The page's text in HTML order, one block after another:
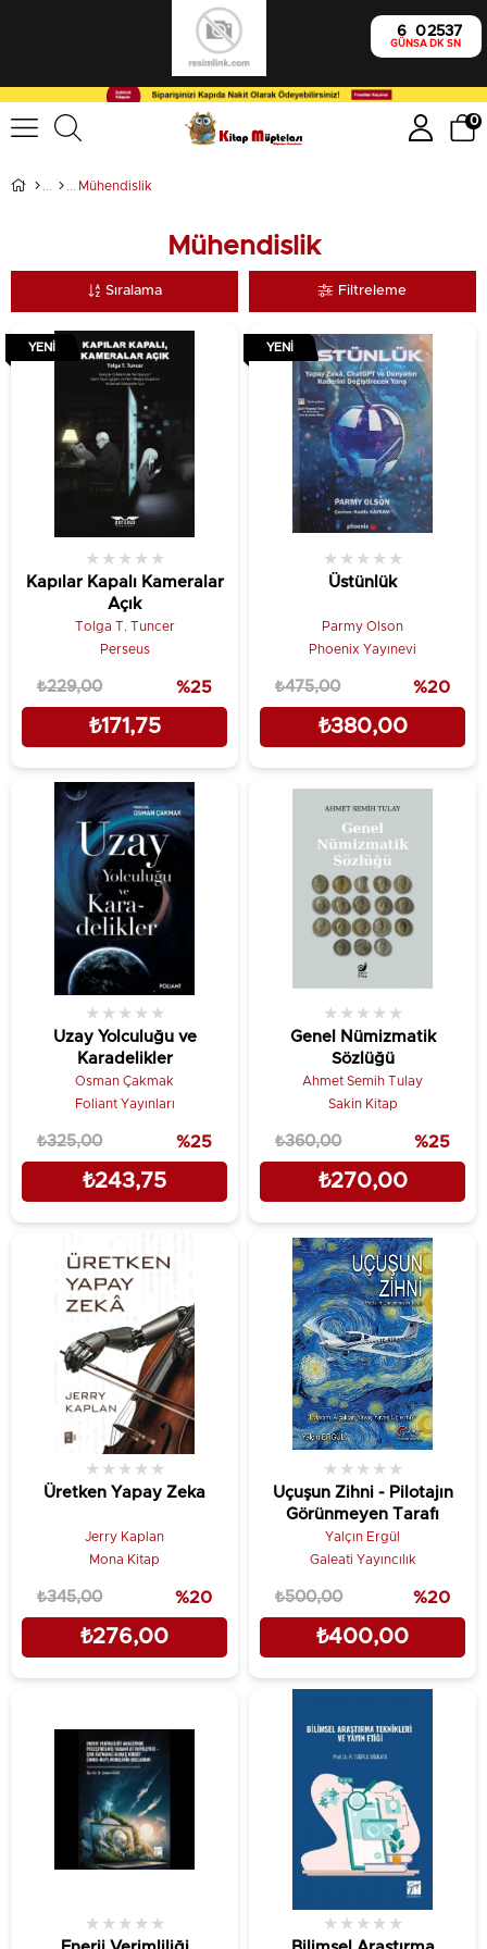
6
GÜN
0
SA
25
DK
35
SN
0
Mühendislik
Mühendislik
Filtreleme
Sıralama
Kapılar Kapalı Kameralar
Açık
★ ★ ★ ★ ★
Tolga T. Tuncer
Perseus
₺171,75
₺229,00 %25
YENI
Üstünlük
★ ★ ★ ★ ★
Parmy Olson
Phoenix Yayınevi
₺380,00
₺475,00 %20
YENI
Uzay Yolculuğu ve
Karadelikler
★ ★ ★ ★ ★
Osman Çakmak
Foliant Yayınları
₺243,75
₺325,00 %25
Genel Nümizmatik
Sözlüğü
★ ★ ★ ★ ★
Ahmet Semih Tulay
Sakin Kitap
₺270,00
₺360,00 %25
Üretken Yapay Zeka
★ ★ ★ ★ ★
Jerry Kaplan
Mona Kitap
₺276,00
₺345,00 %20
Uçuşun Zihni - Pilotajın
Görünmeyen Tarafı
★ ★ ★ ★ ★
Yalçın Ergül
Galeati Yayıncılık
₺400,00
₺500,00 %20
★ ★ ★ ★ ★ ★ ★ ★ ★ ★